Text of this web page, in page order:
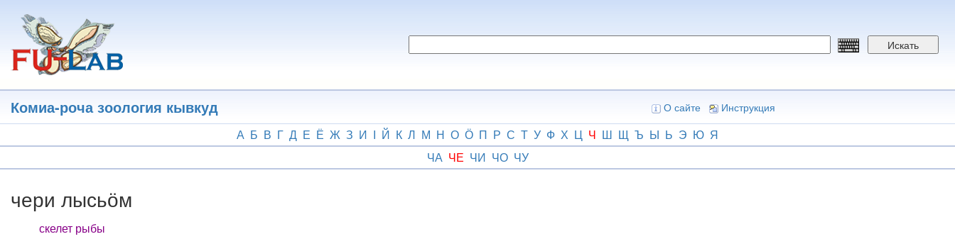
основному
содержанию
Искать
Комиа-роча зоология кывкуд О сайте Инструкция
А Б В Г Д Е Ё Ж З И І Й К Л М Н О Ӧ П Р С Т У Ф Х Ц Ч Ш Щ Ъ Ы Ь Э Ю Я
ЧА ЧЕ ЧИ ЧО ЧУ
чери лысьӧм
скелет рыбы